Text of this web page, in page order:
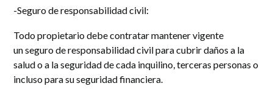
-Seguro de responsabilidad civil:
Todo propietario debe contratar mantener vigente
un seguro de responsabilidad civil para cubrir daños a la
salud o a la seguridad de cada inquilino, terceras personas o
incluso para su seguridad financiera.